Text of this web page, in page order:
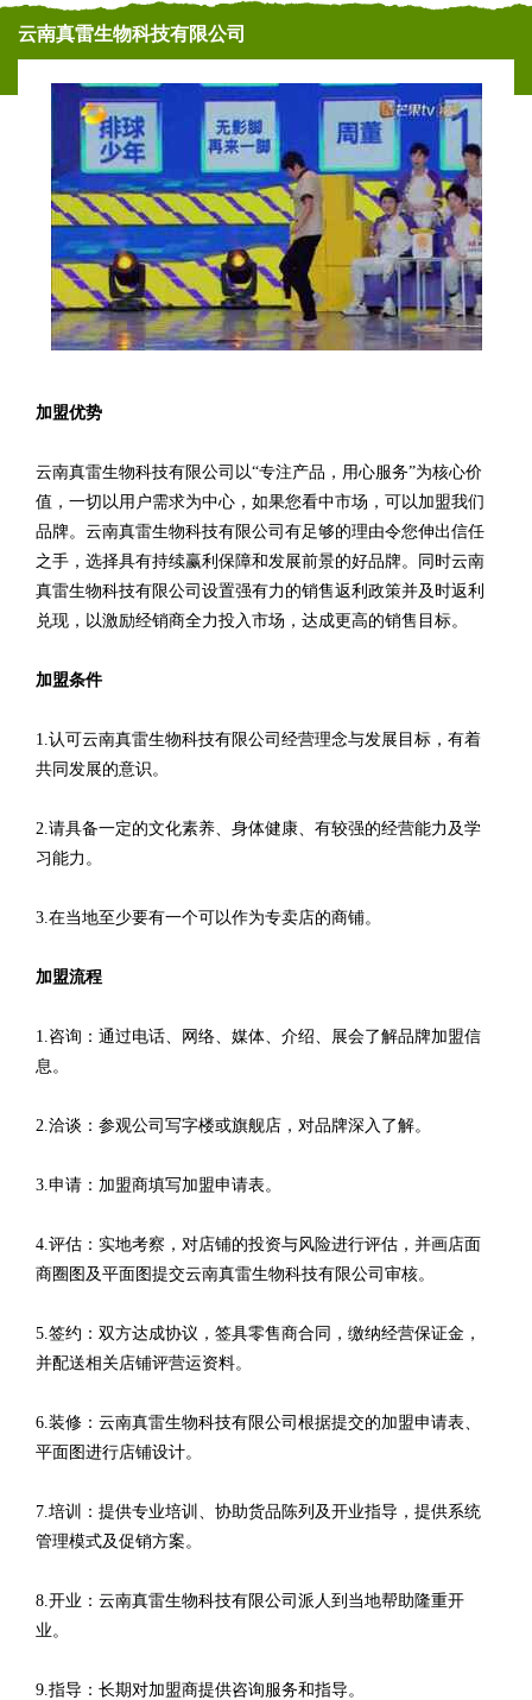
云南真雷生物科技有限公司
加盟优势
云南真雷生物科技有限公司以“专注产品，用心服务”为核心价
值，一切以用户需求为中心，如果您看中市场，可以加盟我们
品牌。云南真雷生物科技有限公司有足够的理由令您伸出信任
之手，选择具有持续赢利保障和发展前景的好品牌。同时云南
真雷生物科技有限公司设置强有力的销售返利政策并及时返利
兑现，以激励经销商全力投入市场，达成更高的销售目标。
加盟条件
1.认可云南真雷生物科技有限公司经营理念与发展目标，有着
共同发展的意识。
2.请具备一定的文化素养、身体健康、有较强的经营能力及学
习能力。
3.在当地至少要有一个可以作为专卖店的商铺。
加盟流程
1.咨询：通过电话、网络、媒体、介绍、展会了解品牌加盟信
息。
2.洽谈：参观公司写字楼或旗舰店，对品牌深入了解。
3.申请：加盟商填写加盟申请表。
4.评估：实地考察，对店铺的投资与风险进行评估，并画店面
商圈图及平面图提交云南真雷生物科技有限公司审核。
5.签约：双方达成协议，签具零售商合同，缴纳经营保证金，
并配送相关店铺评营运资料。
6.装修：云南真雷生物科技有限公司根据提交的加盟申请表、
平面图进行店铺设计。
7.培训：提供专业培训、协助货品陈列及开业指导，提供系统
管理模式及促销方案。
8.开业：云南真雷生物科技有限公司派人到当地帮助隆重开
业。
9.指导：长期对加盟商提供咨询服务和指导。